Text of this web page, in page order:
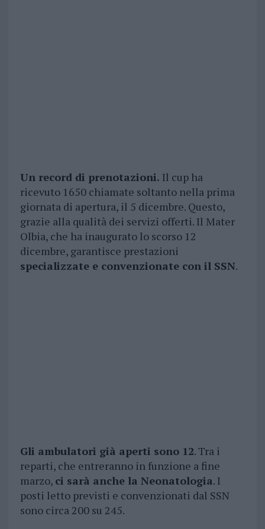
Un record di prenotazioni. Il cup ha
ricevuto 1650 chiamate soltanto nella prima
giornata di apertura, il 5 dicembre. Questo,
grazie alla qualità dei servizi offerti. Il Mater
Olbia, che ha inaugurato lo scorso 12
dicembre, garantisce prestazioni
specializzate e convenzionate con il SSN.
Gli ambulatori già aperti sono 12. Tra i
reparti, che entreranno in funzione a fine
marzo, ci sarà anche la Neonatologia. I
posti letto previsti e convenzionati dal SSN
sono circa 200 su 245.